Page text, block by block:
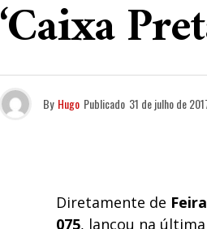
‘Caixa
By Hugo Publicado 31 de julho de
Diretamente de
075, lançou na